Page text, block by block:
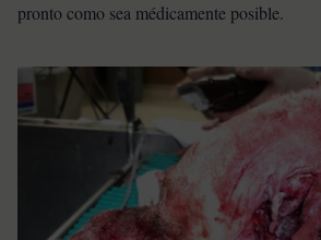
pronto como sea médicamente posible.